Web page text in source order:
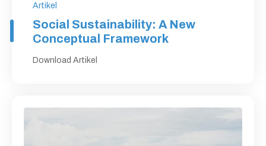
Artikel
Social Sustainability: A New
Conceptual Framework
Download Artikel